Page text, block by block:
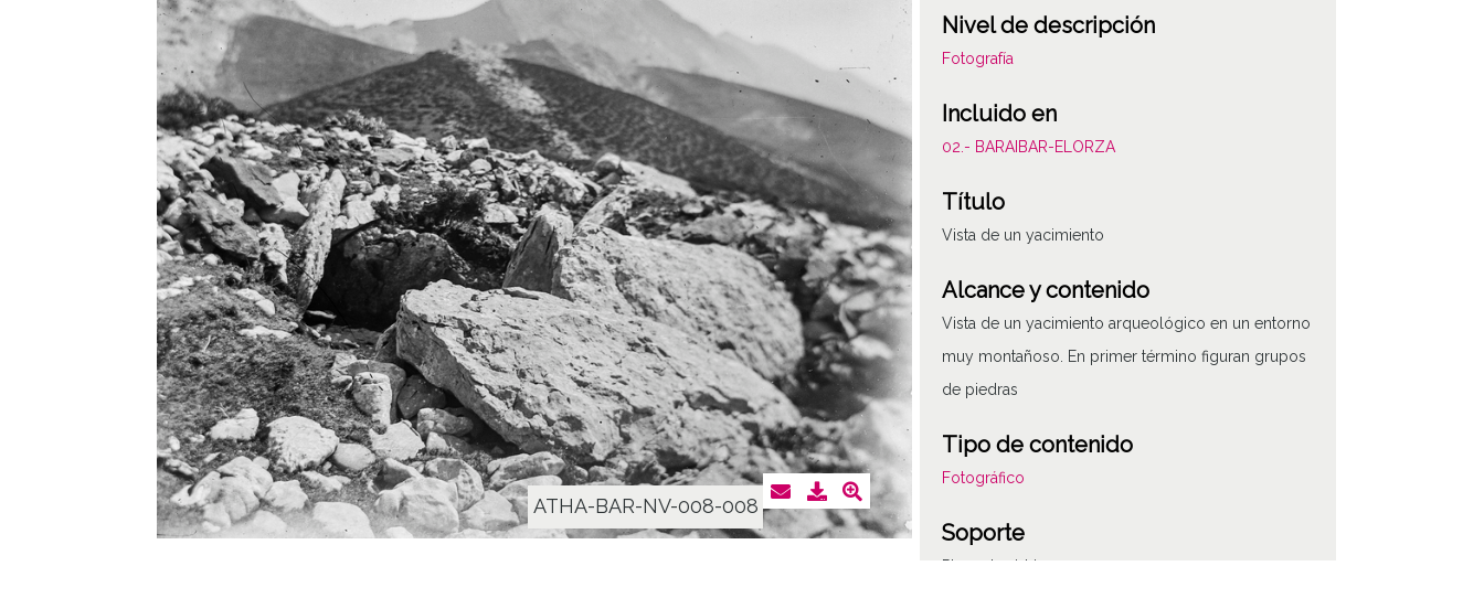
ATHA-BAR-NV-008-008
Nivel de descripción
Fotografía
Incluido en
02.- BARAIBAR-ELORZA
Título
Vista de un yacimiento
Alcance y contenido
Vista de un yacimiento arqueológico en un entorno
muy montañoso. En primer término figuran grupos
de piedras
Tipo de contenido
Fotográfico
Soporte
Placa de vidrio